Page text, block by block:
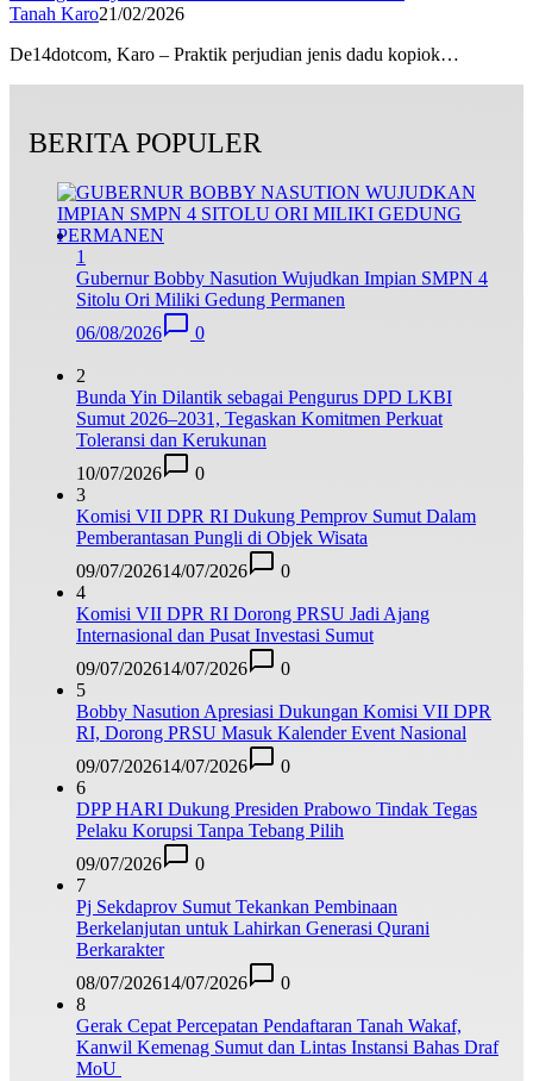
Tanah Karo21/02/2026
De14dotcom, Karo – Praktik perjudian jenis dadu kopiok…
BERITA POPULER
1
Gubernur Bobby Nasution Wujudkan Impian SMPN 4
Sitolu Ori Miliki Gedung Permanen
06/08/2026
0
2
Bunda Yin Dilantik sebagai Pengurus DPD LKBI
Sumut 2026–2031, Tegaskan Komitmen Perkuat
Toleransi dan Kerukunan
10/07/2026
0
3
Komisi VII DPR RI Dukung Pemprov Sumut Dalam
Pemberantasan Pungli di Objek Wisata
09/07/202614/07/2026
0
4
Komisi VII DPR RI Dorong PRSU Jadi Ajang
Internasional dan Pusat Investasi Sumut
09/07/202614/07/2026
0
5
Bobby Nasution Apresiasi Dukungan Komisi VII DPR
RI, Dorong PRSU Masuk Kalender Event Nasional
09/07/202614/07/2026
0
6
DPP HARI Dukung Presiden Prabowo Tindak Tegas
Pelaku Korupsi Tanpa Tebang Pilih
09/07/2026
0
7
Pj Sekdaprov Sumut Tekankan Pembinaan
Berkelanjutan untuk Lahirkan Generasi Qurani
Berkarakter
08/07/202614/07/2026
0
8
Gerak Cepat Percepatan Pendaftaran Tanah Wakaf,
Kanwil Kemenag Sumut dan Lintas Instansi Bahas Draf
MoU